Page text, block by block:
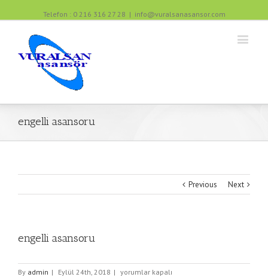
Telefon : 0 216 316 27 28 | info@vuralsanasansor.com
engelli asansoru
Previous Next
engelli asansoru
By admin | Eylül 24th, 2018 | engelli
yorumlar kapalı